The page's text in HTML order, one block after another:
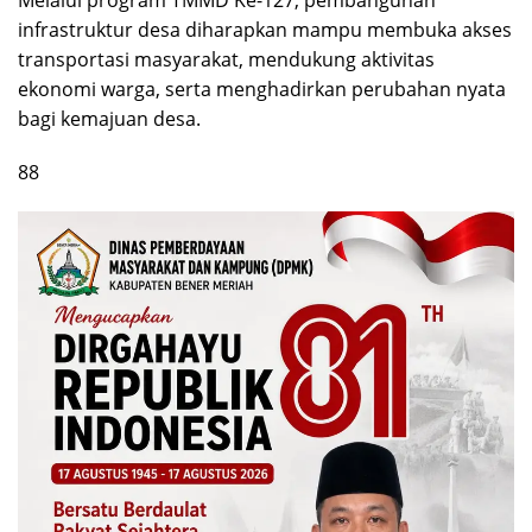
infrastruktur desa diharapkan mampu membuka akses
transportasi masyarakat, mendukung aktivitas
ekonomi warga, serta menghadirkan perubahan nyata
bagi kemajuan desa.
88